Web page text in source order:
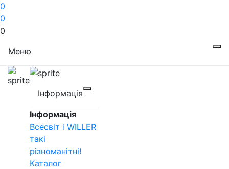
0
0
0
Меню
Інформація
Інформація
Всесвіт і WILLER
такі
різноманітні!
Каталог